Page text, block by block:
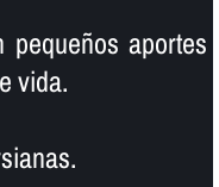
aportes
vida.